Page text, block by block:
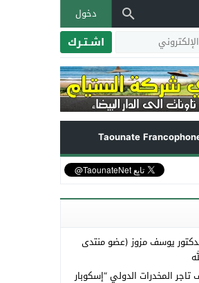
دخول
اشـتـرك
Taounate
يوسف مزوز (عضو منتدى
المخدرات الدولي “إسكوبار